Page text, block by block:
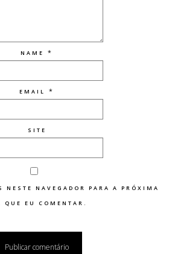
NAME *
EMAIL *
SITE
NESTE NAVEGADOR PARA A PRÓXIMA
QUE EU COMENTAR.